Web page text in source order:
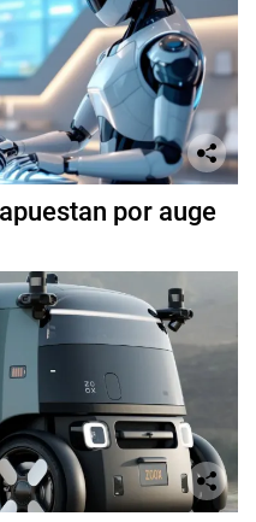
por auge